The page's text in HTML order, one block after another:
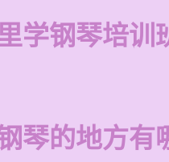
学钢琴培训
琴的地方有